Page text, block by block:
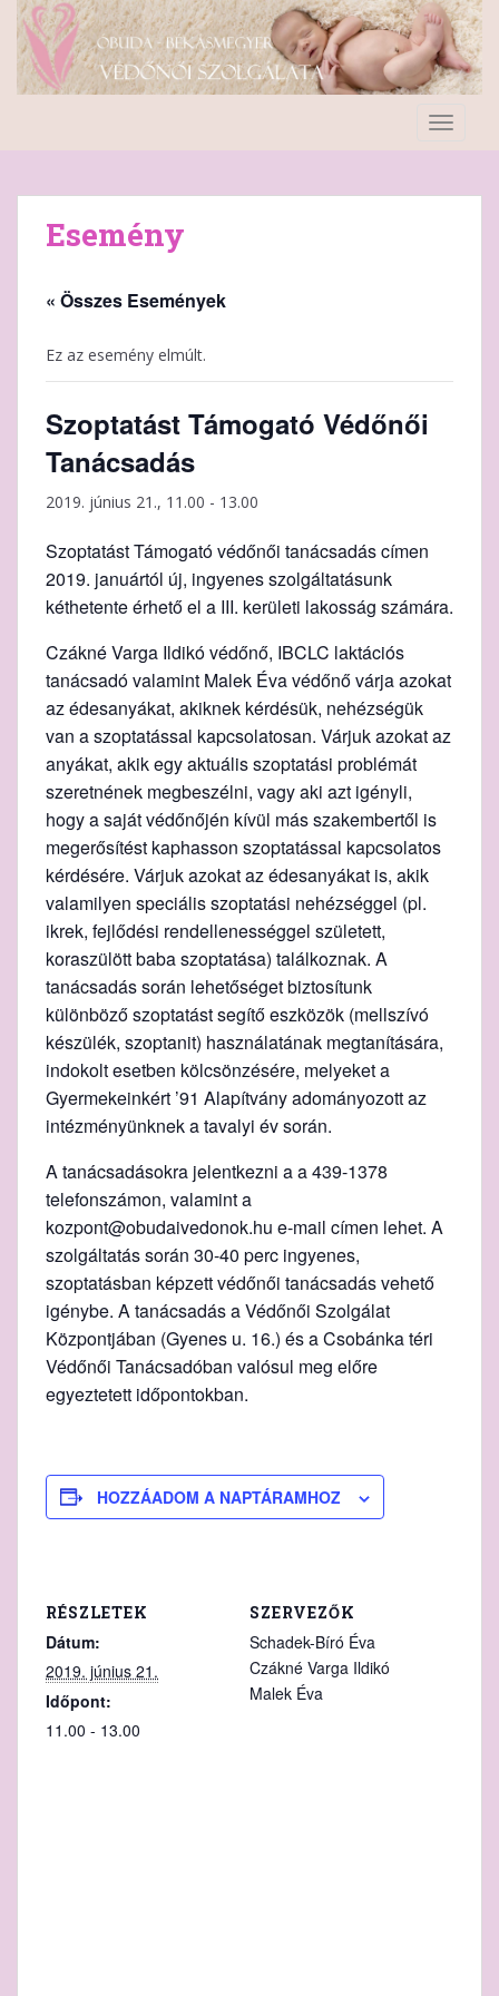
Esemény
« Összes Események
Ez az esemény elmúlt.
Szoptatást Támogató Védőnői
Tanácsadás
2019. június 21., 11.00 - 13.00
Szoptatást Támogató védőnői tanácsadás címen
2019. januártól új, ingyenes szolgáltatásunk
kéthetente érhető el a III. kerületi lakosság számára.
Czákné Varga Ildikó védőnő, IBCLC laktációs
tanácsadó valamint Malek Éva védőnő várja azokat
az édesanyákat, akiknek kérdésük, nehézségük
van a szoptatással kapcsolatosan. Várjuk azokat az
anyákat, akik egy aktuális szoptatási problémát
szeretnének megbeszélni, vagy aki azt igényli,
hogy a saját védőnőjén kívül más szakembertől is
megerősítést kaphasson szoptatással kapcsolatos
kérdésére. Várjuk azokat az édesanyákat is, akik
valamilyen speciális szoptatási nehézséggel (pl.
ikrek, fejlődési rendellenességgel született,
koraszülött baba szoptatása) találkoznak. A
tanácsadás során lehetőséget biztosítunk
különböző szoptatást segítő eszközök (mellszívó
készülék, szoptanit) használatának megtanítására,
indokolt esetben kölcsönzésére, melyeket a
Gyermekeinkért ’91 Alapítvány adományozott az
intézményünknek a tavalyi év során.
A tanácsadásokra jelentkezni a a 439-1378
telefonszámon, valamint a
kozpont@obudaivedonok.hu e-mail címen lehet. A
szolgáltatás során 30-40 perc ingyenes,
szoptatásban képzett védőnői tanácsadás vehető
igénybe. A tanácsadás a Védőnői Szolgálat
Központjában (Gyenes u. 16.) és a Csobánka téri
Védőnői Tanácsadóban valósul meg előre
egyeztetett időpontokban.
HOZZÁADOM A NAPTÁRAMHOZ
RÉSZLETEK
Dátum:
2019. június 21.
Időpont:
11.00 - 13.00
SZERVEZŐK
Schadek-Bíró Éva
Czákné Varga Ildikó
Malek Éva